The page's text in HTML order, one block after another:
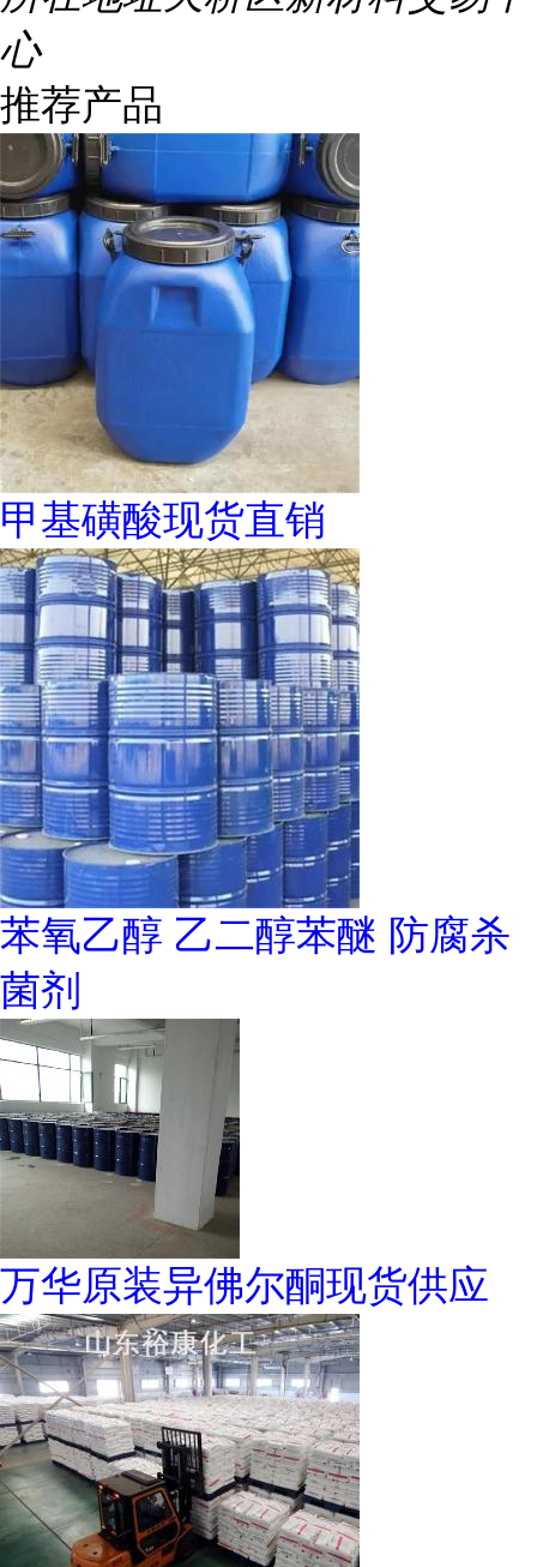
心
推荐产品
甲基磺酸现货直销
苯氧乙醇 乙二醇苯醚 防腐杀
菌剂
万华原装异佛尔酮现货供应